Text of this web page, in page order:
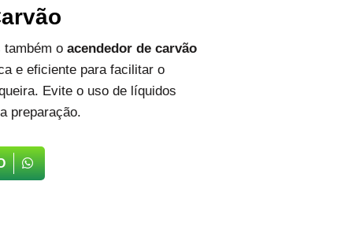
também o acendedor de carvão
e eficiente para facilitar o
Evite o uso de líquidos
preparação.